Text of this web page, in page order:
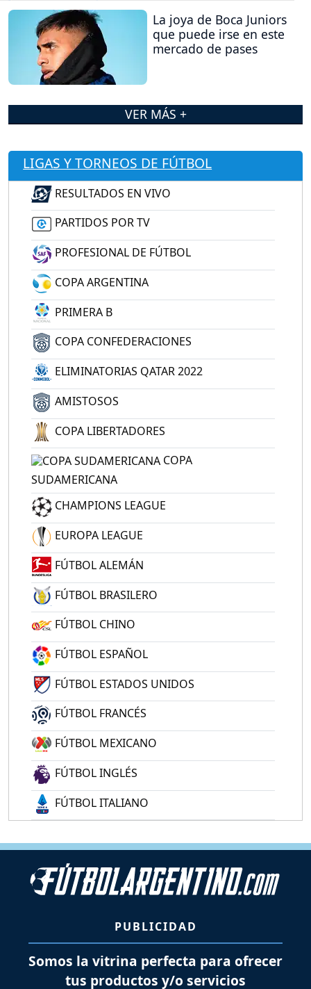
La joya de Boca Juniors
que puede irse en este
mercado de pases
VER MÁS +
LIGAS Y TORNEOS DE FÚTBOL
RESULTADOS EN VIVO
PARTIDOS POR TV
PROFESIONAL DE FÚTBOL
COPA ARGENTINA
PRIMERA B
COPA CONFEDERACIONES
ELIMINATORIAS QATAR 2022
AMISTOSOS
COPA LIBERTADORES
COPA
SUDAMERICANA
CHAMPIONS LEAGUE
EUROPA LEAGUE
FÚTBOL ALEMÁN
FÚTBOL BRASILERO
FÚTBOL CHINO
FÚTBOL ESPAÑOL
FÚTBOL ESTADOS UNIDOS
FÚTBOL FRANCÉS
FÚTBOL MEXICANO
FÚTBOL INGLÉS
FÚTBOL ITALIANO
PUBLICIDAD
Somos la vitrina perfecta para ofrecer
tus productos y/o servicios